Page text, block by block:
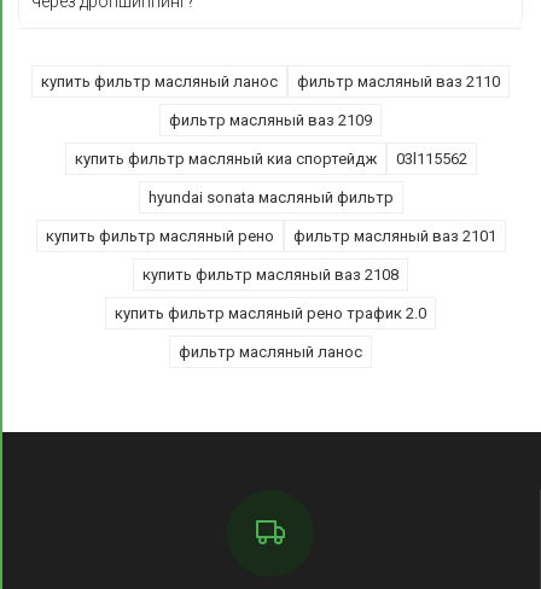
купить фильтр масляный ланос фильтр масляный ваз 2110
фильтр масляный ваз 2109
купить фильтр масляный киа спортейдж 03l115562
hyundai sonata масляный фильтр
купить фильтр масляный рено фильтр масляный ваз 2101
купить фильтр масляный ваз 2108
купить фильтр масляный рено трафик 2.0
фильтр масляный ланос